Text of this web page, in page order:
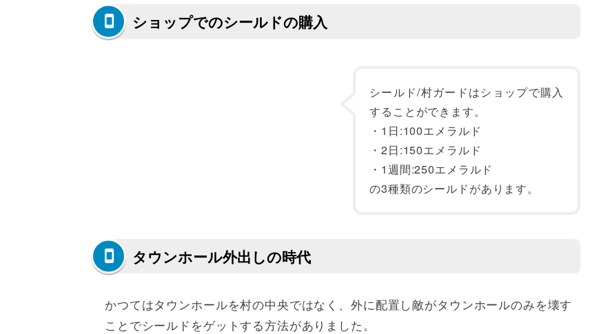
ショップでのシールドの購入
シールド/村ガードはショップで購入
することができます。
・1日:100エメラルド
・2日:150エメラルド
・1週間:250エメラルド
の3種類のシールドがあります。
タウンホール外出しの時代
かつてはタウンホールを村の中央ではなく、外に配置し敵がタウンホールのみを壊す
ことでシールドをゲットする方法がありました。